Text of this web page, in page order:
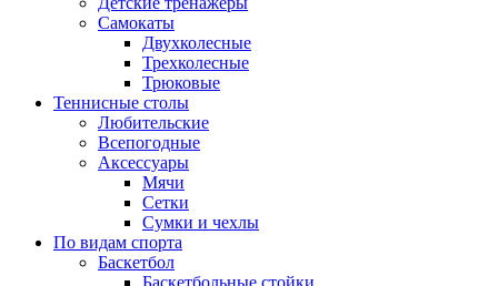
Самокаты
Двухколесные
Трехколесные
Трюковые
Теннисные столы
Любительские
Всепогодные
Аксессуары
Мячи
Сетки
Сумки и чехлы
По видам спорта
Баскетбол
Баскетбольные стойки